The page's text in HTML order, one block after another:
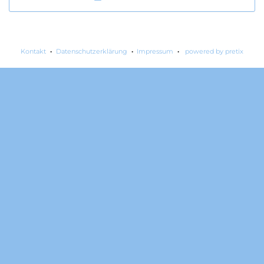
Kontakt Datenschutzerklärung Impressum powered by pretix